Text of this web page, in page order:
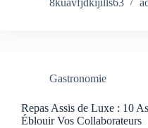
8kuavfjdkijills63
Gastronomie
Repas Assis de Luxe : 10
Éblouir Vos Collaborateurs